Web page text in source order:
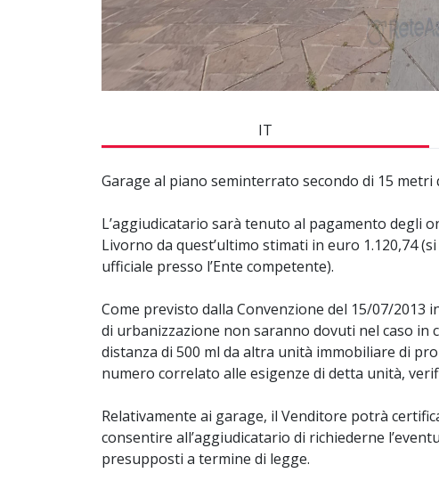
IT
Garage al piano seminterrato secondo di 15 metri
L’aggiudicatario sarà tenuto al pagamento degli
Livorno da quest’ultimo stimati in euro 1.120,74
ufficiale presso l’Ente competente).
Come previsto dalla Convenzione del 15/07/
di urbanizzazione non saranno dovuti nel caso
distanza di 500 ml da altra unità immobiliare di
numero correlato alle esigenze di detta unità,
Relativamente ai garage, il Venditore potrà
consentire all’aggiudicatario di richiederne
presupposti a termine di legge.